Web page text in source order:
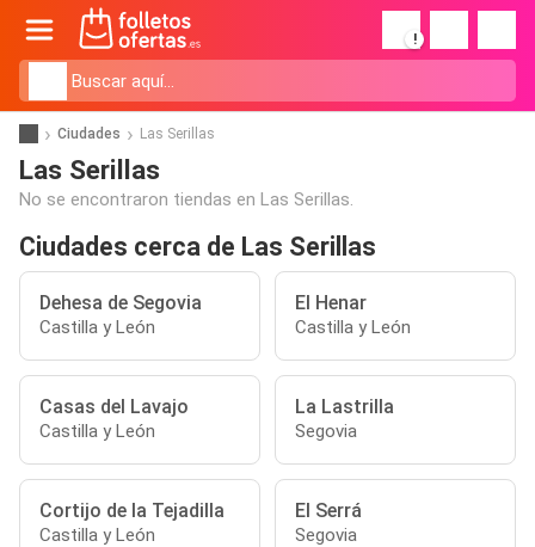
!
Ciudades Las Serillas
Las Serillas
No se encontraron tiendas en Las Serillas.
Ciudades cerca de Las Serillas
Dehesa de Segovia
Castilla y León
El Henar
Castilla y León
Casas del Lavajo
Castilla y León
La Lastrilla
Segovia
Cortijo de la Tejadilla
Castilla y León
El Serrá
Segovia